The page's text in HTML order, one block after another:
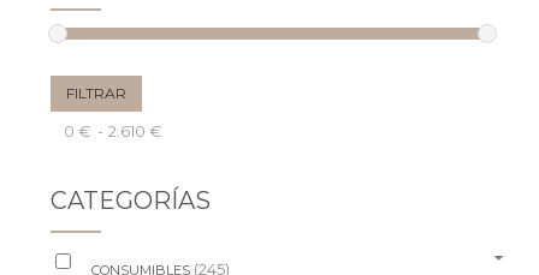
Precio
mínimo
Precio
máximo
FILTRAR
0 €—2.610 €
CATEGORÍAS
CONSUMIBLES (245)